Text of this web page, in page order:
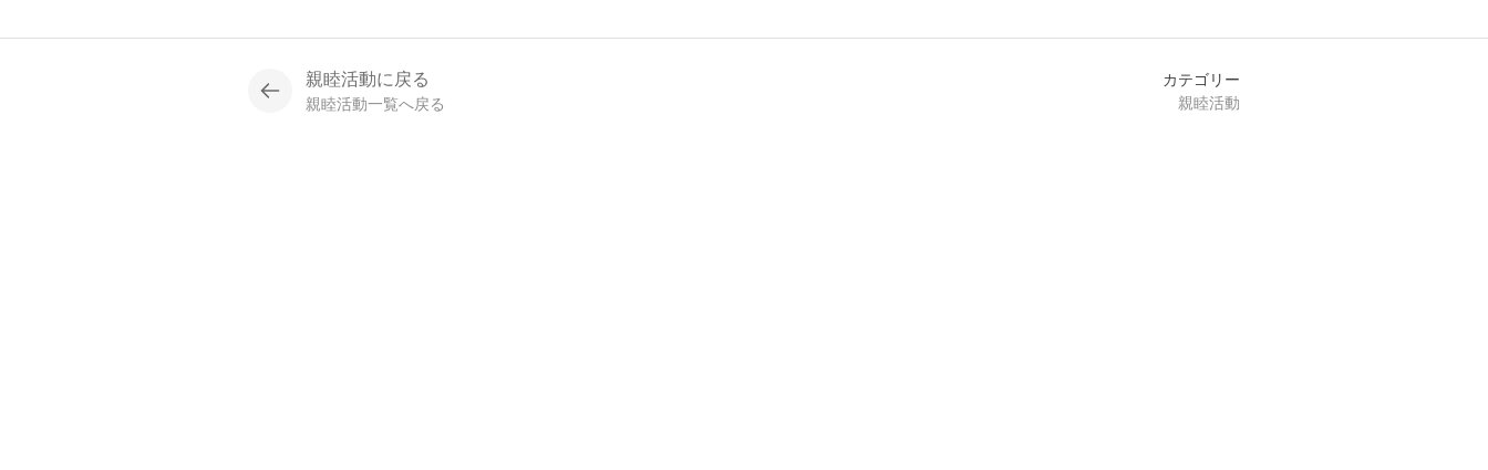
親睦活動に戻る
親睦活動一覧へ戻る
カテゴリー
親睦活動